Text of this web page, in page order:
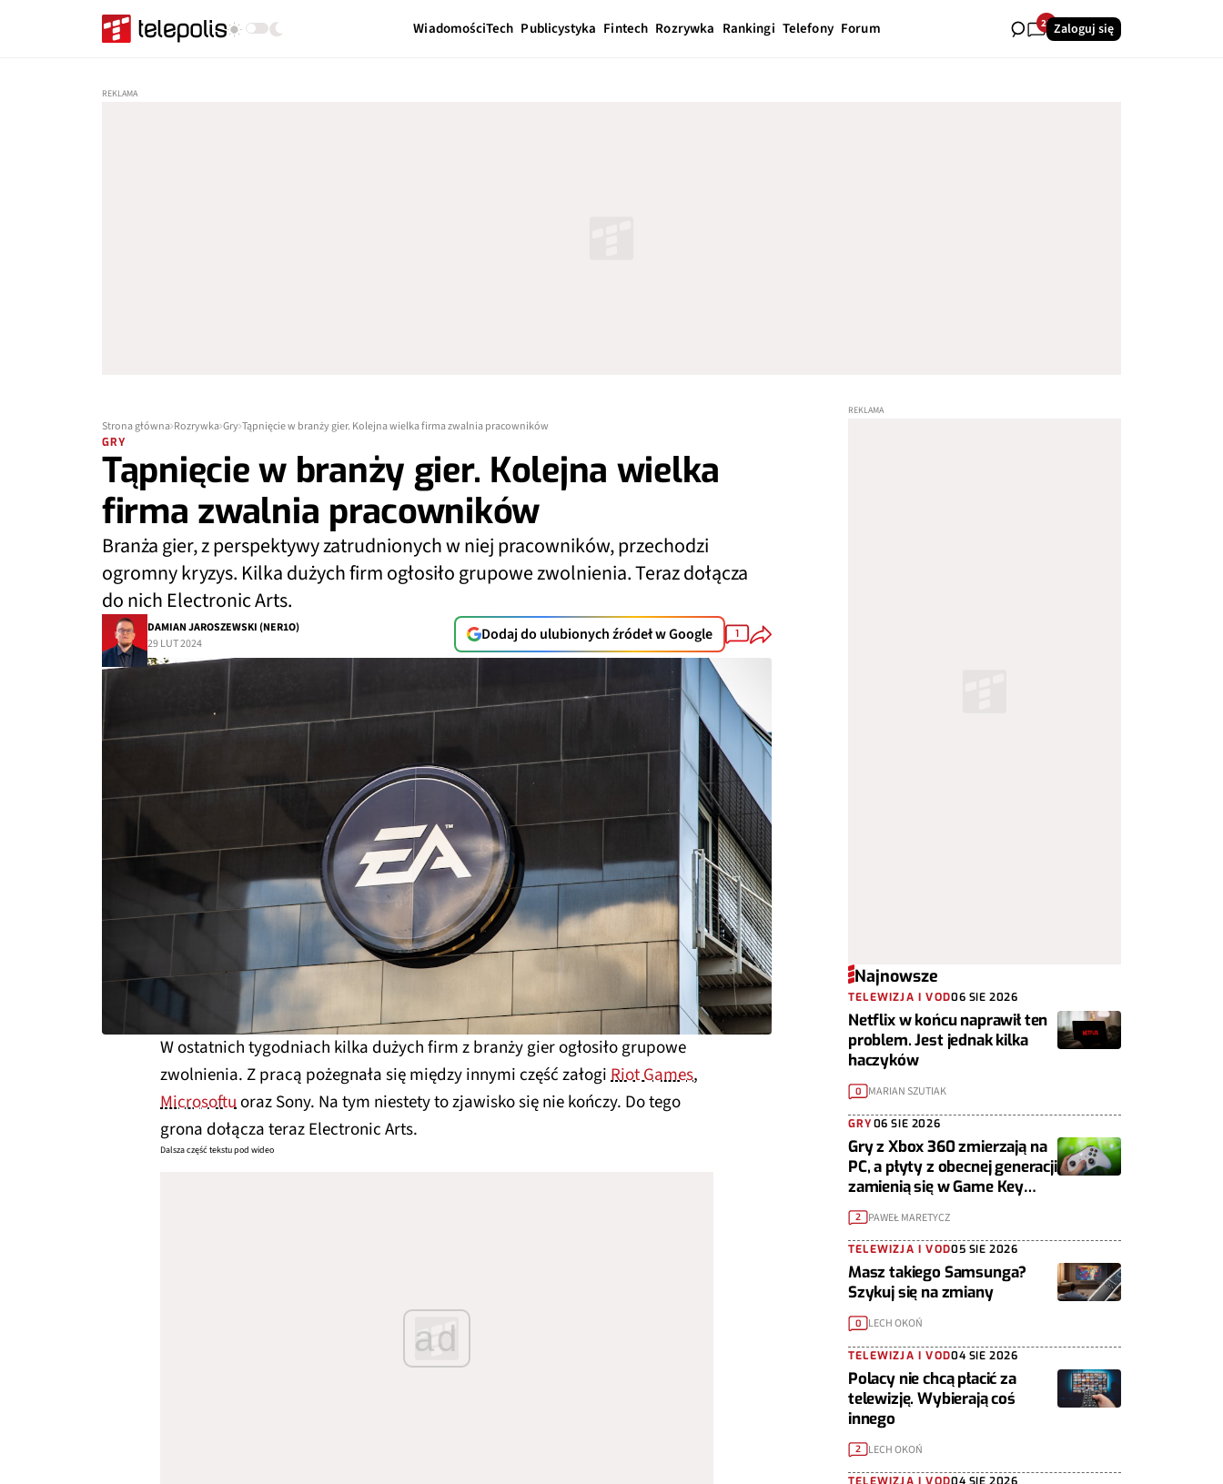
WiadomościTech Publicystyka Fintech Rozrywka Rankingi Telefony Forum 28Zaloguj się
Strona główna Rozrywka Gry Tąpnięcie w branży gier. Kolejna wielka firma zwalnia pracowników
GRY
Tąpnięcie w branży gier. Kolejna wielka
firma zwalnia pracowników
Branża gier, z perspektywy zatrudnionych w niej pracowników, przechodzi
ogromny kryzys. Kilka dużych firm ogłosiło grupowe zwolnienia. Teraz dołącza
do nich Electronic Arts.
DAMIAN JAROSZEWSKI (NER1O)
29 LUT 2024
Dodaj do ulubionych źródeł w Google 1
W ostatnich tygodniach kilka dużych firm z branży gier ogłosiło grupowe
zwolnienia. Z pracą pożegnała się między innymi część załogiRiot Games,
Microsoftuoraz Sony. Na tym niestety to zjawisko się nie kończy. Do tego
grona dołącza teraz Electronic Arts.
Dalsza część tekstu pod wideo
ad
Najnowsze
TELEWIZJA I VOD06 SIE 2026
Netflix w końcu naprawił ten
problem. Jest jednak kilka
haczyków
0 MARIAN SZUTIAK
GRY06 SIE 2026
Gry z Xbox 360 zmierzają na
PC, a płyty z obecnej generacji
zamienią się w Game Key
Cardy
2 PAWEŁ MARETYCZ
TELEWIZJA I VOD05 SIE 2026
Masz takiego Samsunga?
Szykuj się na zmiany
0 LECH OKOŃ
TELEWIZJA I VOD04 SIE 2026
Polacy nie chcą płacić za
telewizję. Wybierają coś
innego
2 LECH OKOŃ